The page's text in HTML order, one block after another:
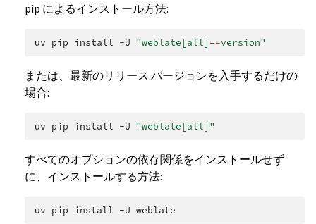
pip によるインストール方法:
uv pip install -U "weblate[all]==version"
または、最新のリリース バージョンを入手するだけの
場合:
uv pip install -U "weblate[all]"
すべてのオプションの依存関係をインストールせず
に、インストールする方法:
uv pip install -U